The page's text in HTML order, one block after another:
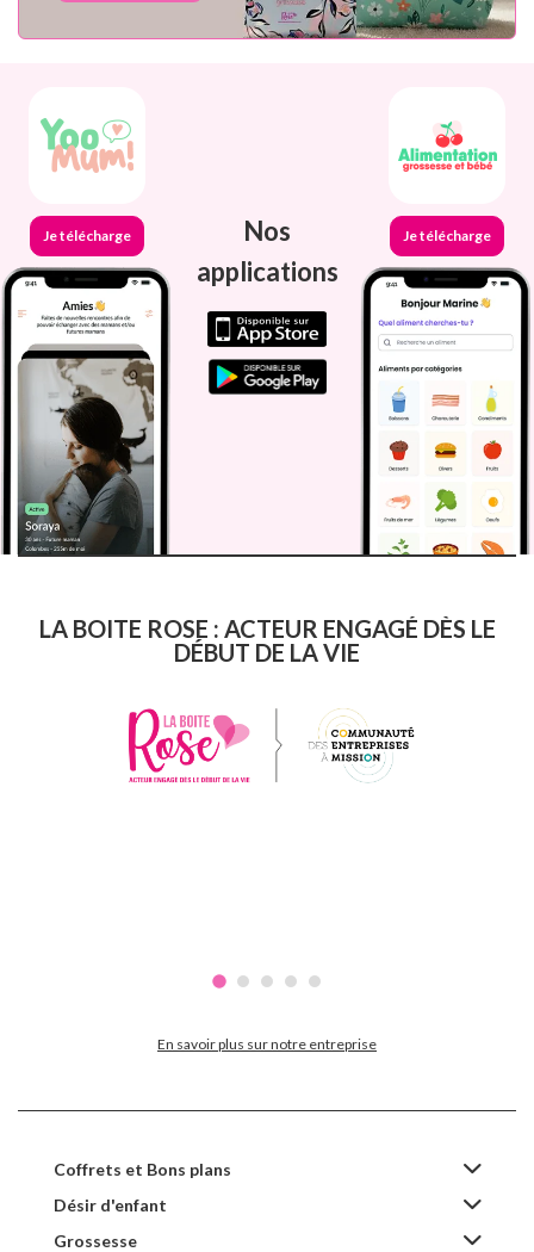
Je télécharge
Nos
applications
Je télécharge
LA BOITE ROSE : ACTEUR ENGAGÉ DÈS LE
DÉBUT DE LA VIE
En savoir plus sur notre entreprise
Coffrets et Bons plans
Désir d'enfant
Grossesse